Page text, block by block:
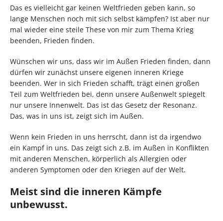
Das es vielleicht gar keinen Weltfrieden geben kann, so
lange Menschen noch mit sich selbst kämpfen? Ist aber nur
mal wieder eine steile These von mir zum Thema Krieg
beenden, Frieden finden.
Wünschen wir uns, dass wir im Außen Frieden finden, dann
dürfen wir zunächst unsere eigenen inneren Kriege
beenden. Wer in sich Frieden schafft, trägt einen großen
Teil zum Weltfrieden bei, denn unsere Außenwelt spiegelt
nur unsere Innenwelt. Das ist das Gesetz der Resonanz.
Das, was in uns ist, zeigt sich im Außen.
Wenn kein Frieden in uns herrscht, dann ist da irgendwo
ein Kampf in uns. Das zeigt sich z.B. im Außen in Konflikten
mit anderen Menschen, körperlich als Allergien oder
anderen Symptomen oder den Kriegen auf der Welt.
Meist sind die inneren Kämpfe
unbewusst.